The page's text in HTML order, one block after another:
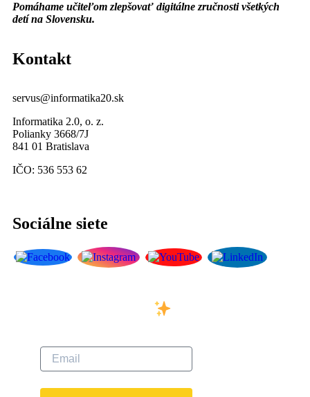
Pomáhame učiteľom zlepšovať digitálne zručnosti všetkých
detí na Slovensku.
Kontakt
servus@informatika20.sk
Informatika 2.0, o. z.
Polianky 3668/7J
841 01 Bratislava
IČO: 536 553 62
Sociálne siete